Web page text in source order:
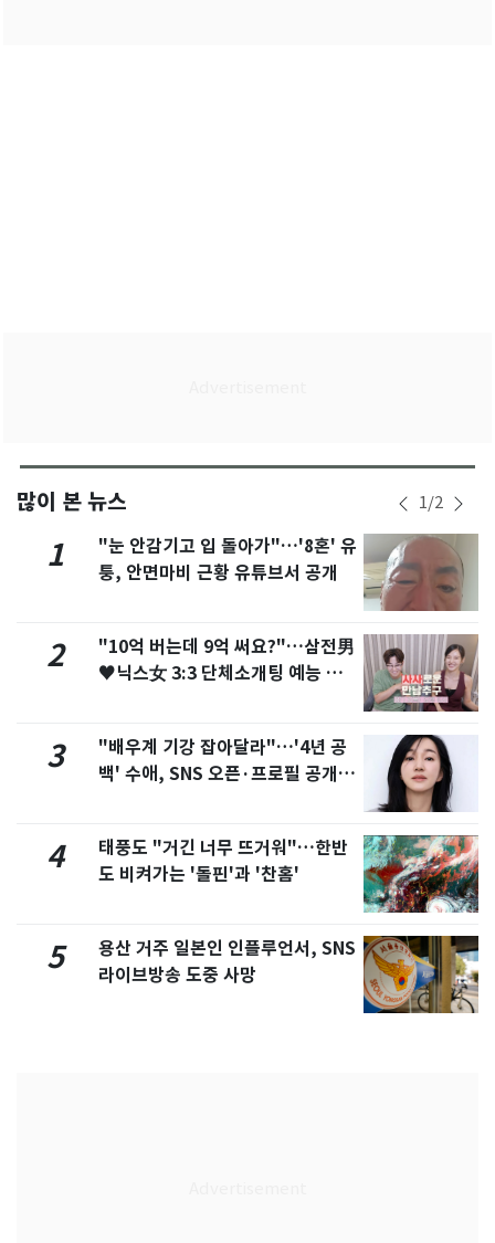
많이 본 뉴스 1/2
1
"눈 안감기고 입 돌아가"…'8혼' 유
퉁, 안면마비 근황 유튜브서 공개
2
"10억 버는데 9억 써요?"…삼전男
♥닉스女 3:3 단체소개팅 예능 화
3
"배우계 기강 잡아달라"…'4년 공
백' 수애, SNS 오픈·프로필 공개
4
태풍도 "거긴 너무 뜨거워"…한반
도 비켜가는 '돌핀'과 '찬홈'
5
용산 거주 일본인 인플루언서, SNS
라이브방송 도중 사망